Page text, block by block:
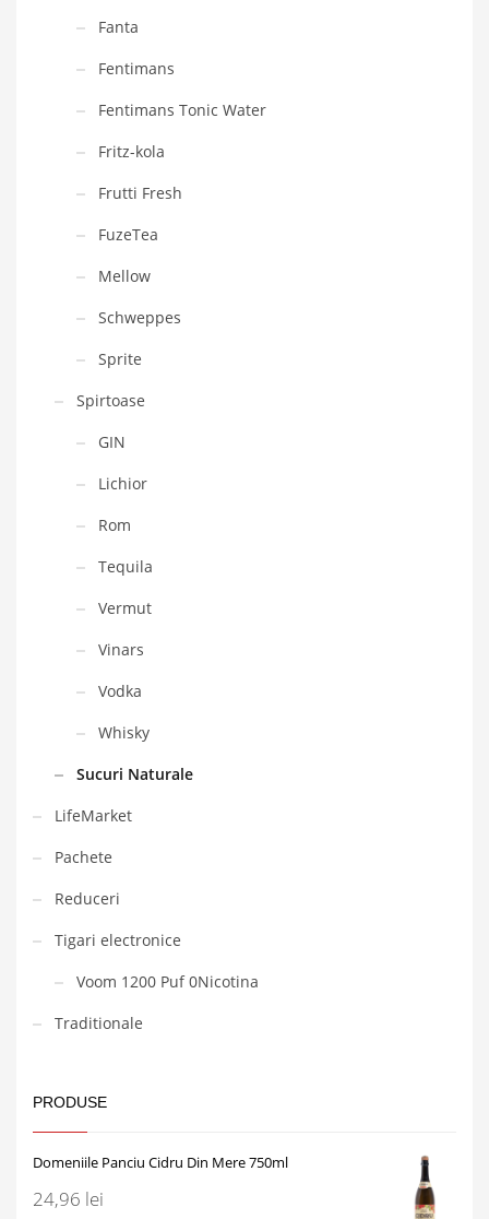
Fanta
Fentimans
Fentimans Tonic Water
Fritz-kola
Frutti Fresh
FuzeTea
Mellow
Schweppes
Sprite
Spirtoase
GIN
Lichior
Rom
Tequila
Vermut
Vinars
Vodka
Whisky
Sucuri Naturale
LifeMarket
Pachete
Reduceri
Tigari electronice
Voom 1200 Puf 0Nicotina
Traditionale
PRODUSE
Domeniile Panciu Cidru Din Mere 750ml
24,96 lei